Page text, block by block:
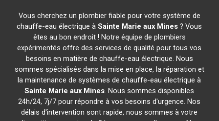
Vous cherchez un plombier fiable pour votre système de
chauffe-eau électrique àSainte Marie aux Mines ? Vous
êtes au bon endroit ! Notre équipe de plombiers
expérimentés offre des services de qualité pour tous vos
besoins en matière de chauffe-eau électrique. Nous
sommes spécialisés dans la mise en place, la réparation et
la maintenance de systèmes de chauffe-eau électrique à
Sainte Marie aux Mines. Nous sommes disponibles
24h/24, 7j/7 pour répondre à vos besoins d'urgence. Nos
délais d'intervention sont rapide, nous sommes à votre